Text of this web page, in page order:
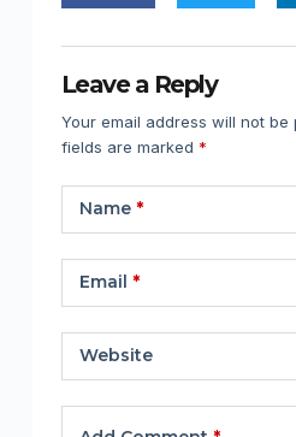
Leave a Reply
Your email address will not be
fields are marked *
Name*
Email *
Website